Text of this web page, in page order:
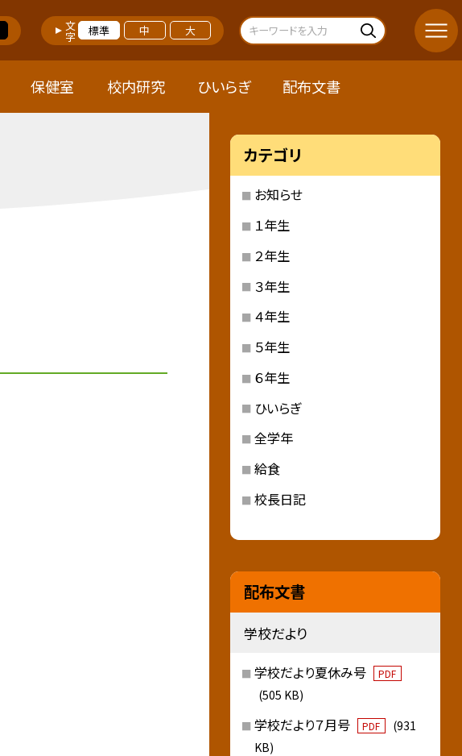
文字 標準 中 大
保健室 校内研究 ひいらぎ 配布文書
カテゴリ
お知らせ
１年生
２年生
３年生
４年生
５年生
６年生
ひいらぎ
全学年
給食
校長日記
配布文書
学校だより
学校だより夏休み号 PDF
(505 KB)
学校だより７月号 PDF
(931
KB)